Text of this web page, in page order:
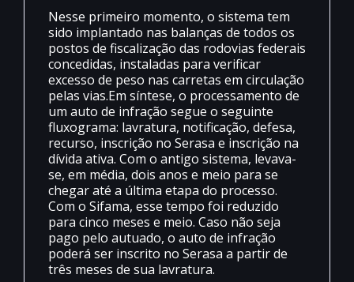
Nesse primeiro momento, o sistema tem
sido implantado nas balanças de todos os
postos de fiscalização das rodovias federais
concedidas, instaladas para verificar
excesso de peso nas carretas em circulação
pelas vias.Em síntese, o processamento de
um auto de infração segue o seguinte
fluxograma: lavratura, notificação, defesa,
recurso, inscrição no Serasa e inscrição na
dívida ativa. Com o antigo sistema, levava-
se, em média, dois anos e meio para se
chegar até a última etapa do processo.
Com o Sifama, esse tempo foi reduzido
para cinco meses e meio. Caso não seja
pago pelo autuado, o auto de infração
poderá ser inscrito no Serasa a partir de
três meses de sua lavratura.